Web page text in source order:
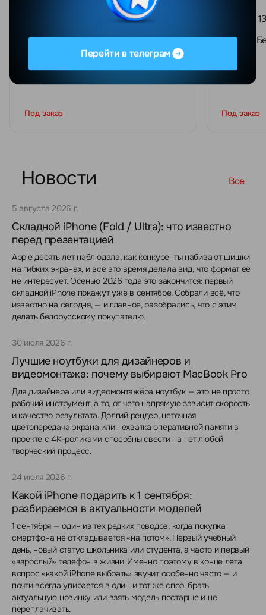
OnePlus 13 12GB/256GB китайская
версия, Белый
Под заказ
OnePlus
версия,
Под заказ
Новости Все
5 августа 2026 г.
Складной iPhone (Fold / Ultra): что известно
перед презентацией
Apple десять лет наблюдала, как конкуренты набивают шишки
на гибких экранах, и всё это время делала вид, что формат её
не интересует. Осенью 2026 года это закончится: первый
складной iPhone покажут уже в сентябре. Собрали всё, что
известно на сегодня, — и главное, разобрались, что с этим
делать белорусскому покупателю.
30 июля 2026 г.
Лучшие ноутбуки для дизайнеров и
видеомонтажа: почему выбирают MacBook Pro
Для дизайнера или видеомонтажёра ноутбук — это не просто
рабочий инструмент, а то, от чего напрямую зависит скорость
и качество результата. Долгий рендер, неточная
цветопередача экрана или нехватка оперативной памяти в
проекте с 4K-роликами способны свести на нет любой
творческий процесс.
24 июля 2026 г.
Какой iPhone подарить к 1 сентября:
разбираемся в актуальности моделей
1 сентября — один из тех редких поводов, когда покупка
смартфона не откладывается «на потом». Первый учебный
день, новый статус школьника или студента, а часто и первый
«взрослый» телефон в жизни. Именно поэтому в конце лета
вопрос «какой iPhone выбрать» звучит особенно часто — и
почти всегда упирается в один и тот же спор: брать
актуальную новинку или взять модель постарше и не
переплачивать.
Перейти в телеграм